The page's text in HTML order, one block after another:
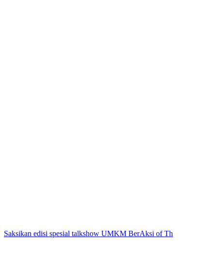
Saksikan edisi spesial talkshow UMKM BerAksi of Th